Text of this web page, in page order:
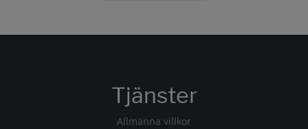
Tjänster
Allmänna villkor